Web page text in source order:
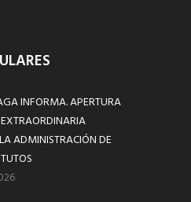
INFORMA. APERTURA
ADMINISTRACIÓN DE